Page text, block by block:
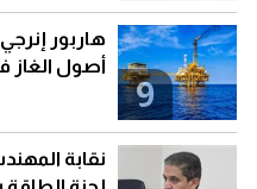
9
هاربور
أصول الغاز
نقابة